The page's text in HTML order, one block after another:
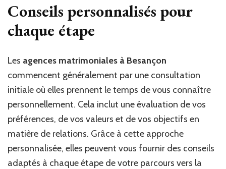
Conseils personnalisés pour
chaque étape
Les agences matrimoniales à Besançon
commencent généralement par une consultation
initiale où elles prennent le temps de vous connaître
personnellement. Cela inclut une évaluation de vos
préférences, de vos valeurs et de vos objectifs en
matière de relations. Grâce à cette approche
personnalisée, elles peuvent vous fournir des conseils
adaptés à chaque étape de votre parcours vers la